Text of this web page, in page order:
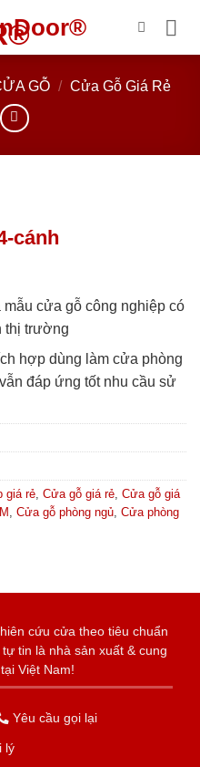
GỖ / Cửa Gỗ Giá Rẻ
cánh
cửa gỗ công nghiệp có
thị trường
hợp dùng làm cửa phòng
đáp ứng tốt nhu cầu sử
giá rẻ, Cửa gỗ giá rẻ, Cửa gỗ giá
, Cửa gỗ phòng ngủ, Cửa phòng
cứu cửa theo tiêu chuẩn
tin là nhà sản xuất & cung
Việt Nam!
Yêu cầu gọi lại
lý